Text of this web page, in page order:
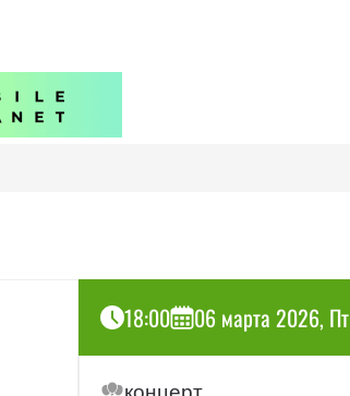
18:00 06 марта 2026, Пт